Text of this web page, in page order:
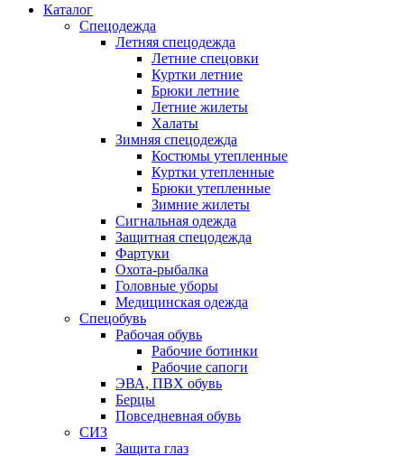
Каталог
Спецодежда
Летняя спецодежда
Летние спецовки
Куртки летние
Брюки летние
Летние жилеты
Халаты
Зимняя спецодежда
Костюмы утепленные
Куртки утепленные
Брюки утепленные
Зимние жилеты
Сигнальная одежда
Защитная спецодежда
Фартуки
Охота-рыбалка
Головные уборы
Медицинская одежда
Спецобувь
Рабочая обувь
Рабочие ботинки
Рабочие сапоги
ЭВА, ПВХ обувь
Берцы
Повседневная обувь
СИЗ
Защита глаз